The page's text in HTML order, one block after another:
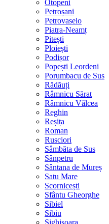
Otopeni
Petroșani
Petrovaselo
Piatra-Neamț
Pitești
Ploiești
Podișor
Popești Leordeni
Porumbacu de Sus
Rădăuți
Râmnicu Sărat
Râmnicu Vâlcea
Reghin
Reșița
Roman
Rusciori
Sâmbăta de Sus
Sânpetru
Sântana de Mureș
Satu Mare
Scornicești
Sfântu Gheorghe
Sibiel
Sibiu
Sighișoara